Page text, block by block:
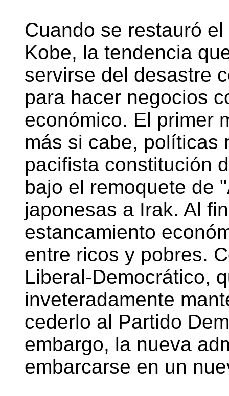
Cuando se restauró
Kobe, la tendencia
servirse del desastre
para hacer negocios
económico. El primer
más si cabe, políticas
pacifista constitución
bajo el remoquete de
japonesas a Irak. Al
estancamiento
entre ricos y pobres.
Liberal-Democrático,
inveteradamente
cederlo al Partido
embargo, la nueva
embarcarse en un